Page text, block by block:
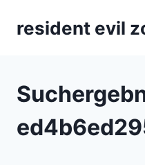
Inhaltresident evil